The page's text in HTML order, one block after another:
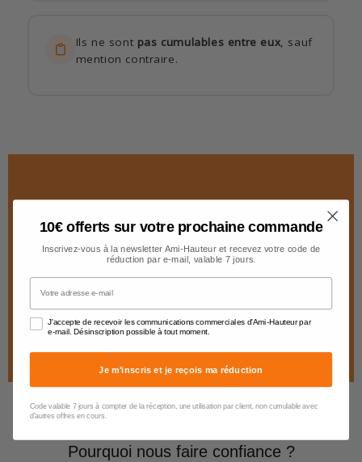
Ils ne sont pas cumulables entre eux, sauf
mention contraire.
Commencez à cumuler dès aujourd'hui
!
Chaque commande vous rapproche d'un bon
d'achat. Profitez-en sur votre prochain achat.
Découvrir nos produits
Pourquoi nous faire confiance ?
10€ offerts sur votre prochaine commande
Inscrivez-vous à la newsletter Ami-Hauteur et recevez votre code de
réduction par e-mail, valable 7 jours.
Votre adresse e-mail
J'accepte de recevoir les communications commerciales d'Ami-Hauteur par
e-mail. Désinscription possible à tout moment.
Je m'inscris et je reçois ma réduction
Code valable 7 jours à compter de la réception, une utilisation par client, non cumulable avec
d'autres offres en cours.